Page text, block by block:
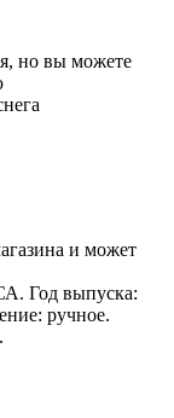
но вы можете
и может
Год выпуска:
ручное.